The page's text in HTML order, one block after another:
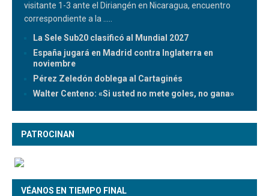
visitante 1-3 ante el Diriangén en Nicaragua, encuentro
correspondiente a la
La Sele Sub20 clasificó al Mundial 2027
España jugará en Madrid contra Inglaterra en
noviembre
Pérez Zeledón doblega al Cartaginés
Walter Centeno: «Si usted no mete goles, no gana»
PATROCINAN
VÉANOS EN TIEMPO FINAL